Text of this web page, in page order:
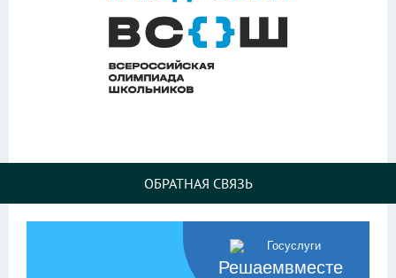
ОБРАТНАЯ СВЯЗЬ
Решаемвместе